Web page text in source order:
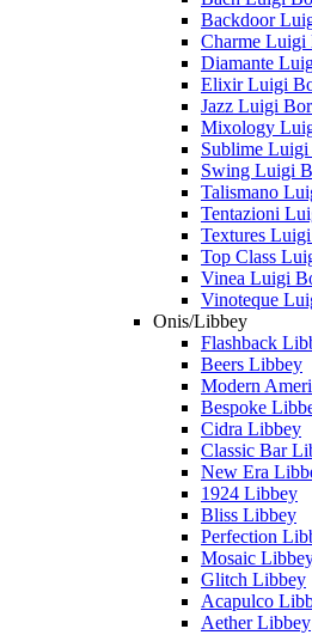
Backdoor
Charme Luigi
Diamante
Elixir Luigi
Jazz Luigi
Mixology
Sublime
Swing Luigi
Talismano
Tentazioni
Textures
Top Class
Vinea Luigi
Vinoteque
Onis/Libbey
Flashback
Beers Libbey
Modern
Bespoke
Cidra Libbey
Classic Bar
New Era
1924 Libbey
Bliss Libbey
Perfection
Mosaic
Glitch Libbey
Acapulco
Aether Libbey